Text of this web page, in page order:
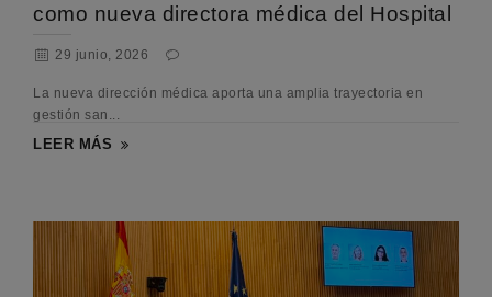
como nueva directora médica del Hospital
29 junio, 2026
La nueva dirección médica aporta una amplia trayectoria en
gestión san...
LEER MÁS